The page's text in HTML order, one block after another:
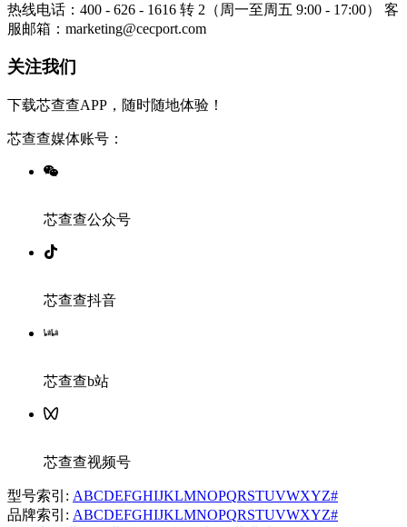
热线电话：400 - 626 - 1616 转 2（周一至周五 9:00 - 17:00）
客
服邮箱：marketing@cecport.com
关注我们
下载芯查查APP，随时随地体验！
芯查查媒体账号：
芯查查公众号
芯查查抖音
芯查查b站
芯查查视频号
型号索引: ABCDEFGHIJKLMNOPQRSTUVWXYZ#
品牌索引: ABCDEFGHIJKLMNOPQRSTUVWXYZ#